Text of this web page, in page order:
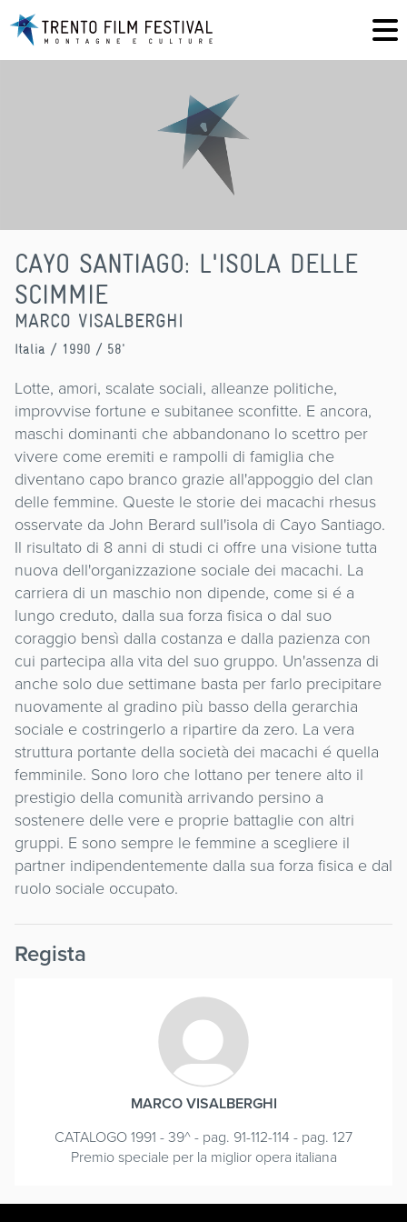
CAYO SANTIAGO: L'ISOLA DELLE
SCIMMIE
MARCO VISALBERGHI
Italia / 1990 / 58'
Lotte, amori, scalate sociali, alleanze politiche,
improvvise fortune e subitanee sconfitte. E ancora,
maschi dominanti che abbandonano lo scettro per
vivere come eremiti e rampolli di famiglia che
diventano capo branco grazie all'appoggio del clan
delle femmine. Queste le storie dei macachi rhesus
osservate da John Berard sull'isola di Cayo Santiago.
Il risultato di 8 anni di studi ci offre una visione tutta
nuova dell'organizzazione sociale dei macachi. La
carriera di un maschio non dipende, come si é a
lungo creduto, dalla sua forza fisica o dal suo
coraggio bensì dalla costanza e dalla pazienza con
cui partecipa alla vita del suo gruppo. Un'assenza di
anche solo due settimane basta per farlo precipitare
nuovamente al gradino più basso della gerarchia
sociale e costringerlo a ripartire da zero. La vera
struttura portante della società dei macachi é quella
femminile. Sono loro che lottano per tenere alto il
prestigio della comunità arrivando persino a
sostenere delle vere e proprie battaglie con altri
gruppi. E sono sempre le femmine a scegliere il
partner indipendentemente dalla sua forza fisica e dal
ruolo sociale occupato.
Regista
MARCO VISALBERGHI
CATALOGO 1991 - 39^ - pag. 91-112-114 - pag. 127
Premio speciale per la miglior opera italiana